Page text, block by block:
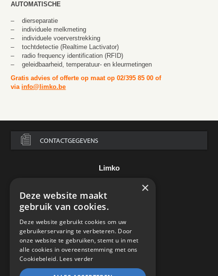
AUTOMATISCHE
– dierseparatie
– individuele melkmeting
– individuele voerverstrekking
– tochtdetectie (Realtime Lactivator)
– radio frequency identification (RFID)
– geleidbaarheid, temperatuur- en kleurmetingen
Gratis advies of offerte op maat op 02/395 85 00 of
via info@limko.be
CONTACTGEGEVENS
Limko
B-7850 Edingen
e-mail:info@limko.be
×
Deze website maakt
gebruik van cookies.
Deze website gebruikt cookies om uw
gebruikerservaring te verbeteren. Door
onze website te gebruiken, stemt u in met
alle cookies in overeenstemming met ons
Cookiebeleid. Lees verder